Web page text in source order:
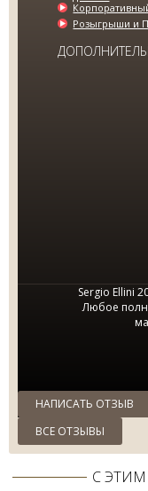
Розыгрыши и
Sergio Ellini
Любое
НАПИСАТЬ ОТЗЫВ
ВСЕ ОТЗЫВЫ
С